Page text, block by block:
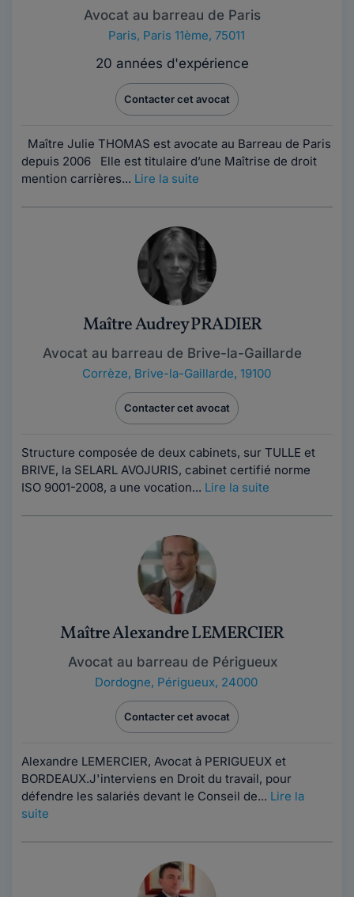
Avocat au barreau de Paris
Paris, Paris 11ème, 75011
20 années d'expérience
Contacter cet avocat
Maître Julie THOMAS est avocate au Barreau de Paris
depuis 2006 Elle est titulaire d’une Maîtrise de droit
mention carrières... Lire la suite
Maître Audrey PRADIER
Avocat au barreau de Brive-la-Gaillarde
Corrèze, Brive-la-Gaillarde, 19100
Contacter cet avocat
Structure composée de deux cabinets, sur TULLE et
BRIVE, la SELARL AVOJURIS, cabinet certifié norme
ISO 9001-2008, a une vocation... Lire la suite
Maître Alexandre LEMERCIER
Avocat au barreau de Périgueux
Dordogne, Périgueux, 24000
Contacter cet avocat
Alexandre LEMERCIER, Avocat à PERIGUEUX et
BORDEAUX.J'interviens en Droit du travail, pour
défendre les salariés devant le Conseil de... Lire la
suite